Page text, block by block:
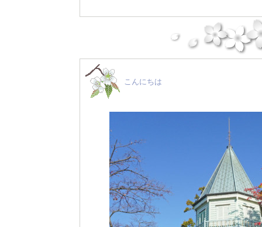
こんにちは